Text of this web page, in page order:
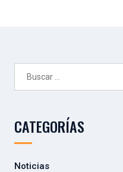
CATEGORÍAS
Noticias